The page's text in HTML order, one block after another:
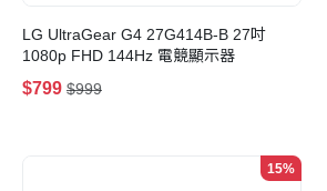
LG UltraGear G4 27G414B-B 27吋
1080p FHD 144Hz 電競顯示器
$799 $999
15%